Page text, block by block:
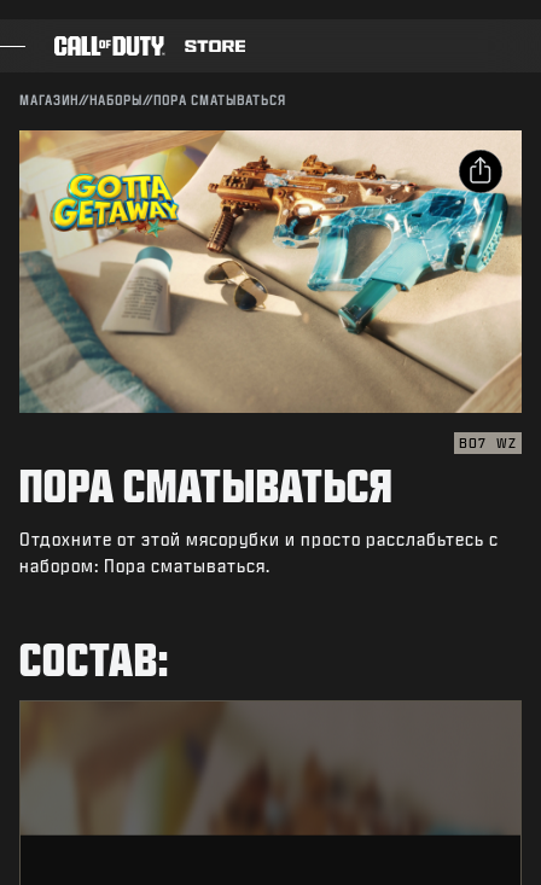
ИГРЫ
БОЕВОЙ ПРОПУСК
ЧЕРНЫЙ СЕКТОР
ОЧКИ CОD
МАГАЗИН СНАРЯЖЕНИЯ
COMBAT BUILDS
ИГРЫ
НОВОСТИ
КИБЕРСПОРТ
МАГАЗИН//НАБОРЫ//ПОРА СМАТЫВАТЬСЯ
Совместимо:
ОТМЕНА
Activision может в любое время обновлять, заменять
и удалять игровые материалы.
ОПУБЛИКОВАТЬ
Электронная почта
Facebook
BO7 WZ
ПОРА СМАТЫВАТЬСЯ
Отдохните от этой мясорубки и просто расслабьтесь с
набором: Пора сматываться.
СОСТАВ: